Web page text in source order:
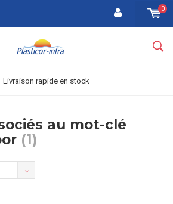
0
Livraison rapide en stock
au mot-clé
(1)